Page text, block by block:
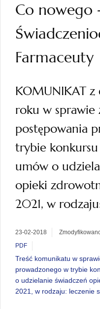
Co nowego
Farmaceuty
KOMUNIKAT
roku w
postępowania
trybie
umów o
opieki
2021, w
23-02-2018
PDF
Treść komunikatu w
prowadzonego w trybie
o udzielanie świadczeń
2021, w rodzaju: leczenie